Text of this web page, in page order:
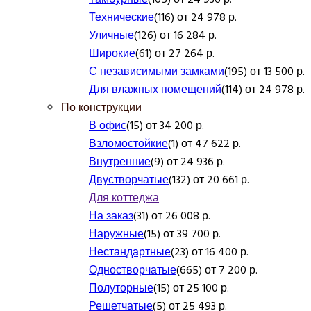
Технические(116) от 24 978 р.
Уличные(126) от 16 284 р.
Широкие(61) от 27 264 р.
С независимыми замками(195) от 13 500 р.
Для влажных помещений(114) от 24 978 р.
По конструкции
В офис(15) от 34 200 р.
Взломостойкие(1) от 47 622 р.
Внутренние(9) от 24 936 р.
Двустворчатые(132) от 20 661 р.
Для коттеджа
На заказ(31) от 26 008 р.
Наружные(15) от 39 700 р.
Нестандартные(23) от 16 400 р.
Одностворчатые(665) от 7 200 р.
Полуторные(15) от 25 100 р.
Решетчатые(5) от 25 493 р.